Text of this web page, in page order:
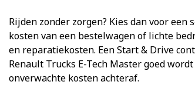
Rijden zonder zorgen? Kies dan voor een
kosten van een bestelwagen of lichte
en reparatiekosten. Een Start & Drive
Renault Trucks E-Tech Master goed
onverwachte kosten achteraf.